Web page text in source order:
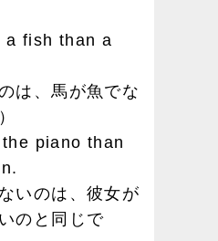
fish than a
は、馬が魚でな
piano than
いのは、彼女が
のと同じで